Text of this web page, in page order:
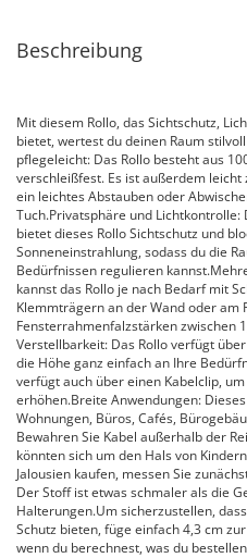
Beschreibung
Mit diesem Rollo, das Sichtschutz,
bietet, wertest du deinen Raum
pflegeleicht: Das Rollo besteht aus
verschleißfest. Es ist außerdem
ein leichtes Abstauben oder
Tuch.Privatsphäre und
bietet dieses Rollo Sichtschutz und
Sonneneinstrahlung, sodass du die
Bedürfnissen regulieren
kannst das Rollo je nach Bedarf mit
Klemmträgern an der Wand oder
Fensterrahmenfalzstärken zwischen
Verstellbarkeit: Das Rollo verfügt
die Höhe ganz einfach an Ihre
verfügt auch über einen Kabelclip,
erhöhen.Breite Anwendungen:
Wohnungen, Büros, Cafés,
Bewahren Sie Kabel außerhalb der
könnten sich um den Hals von
Jalousien kaufen, messen Sie
Der Stoff ist etwas schmaler als die
Halterungen.Um sicherzustellen,
Schutz bieten, füge einfach 4,3 cm
wenn du berechnest, was du